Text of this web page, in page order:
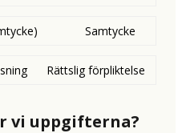
Samtycke
Rättslig förpliktelse
vi uppgifterna?